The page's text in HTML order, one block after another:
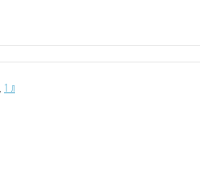
1 л